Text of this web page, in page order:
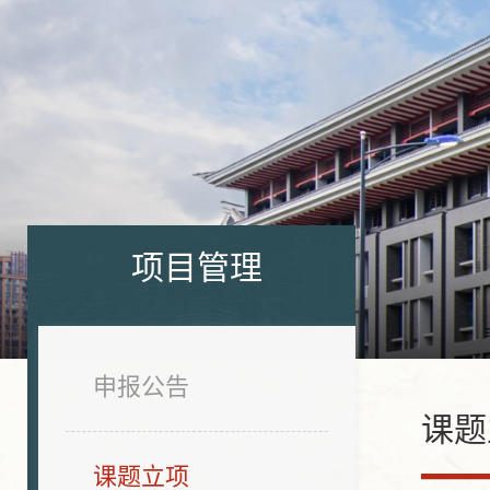
项目管理
申报公告
课题立项
课